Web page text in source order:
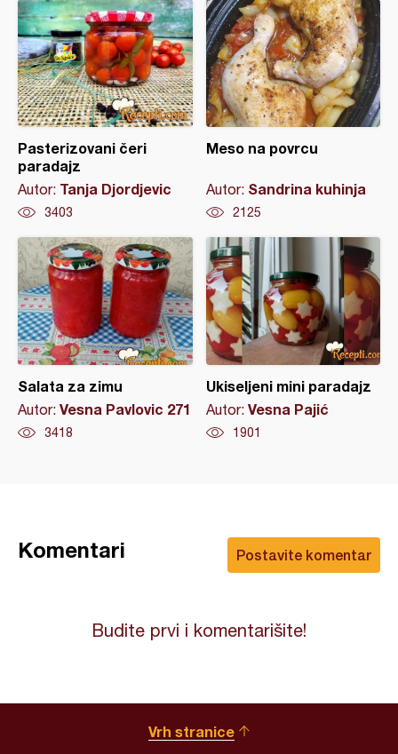
Pasterizovani čeri
paradajz
Autor: Tanja Djordjevic
3403
Meso na povrcu
Autor: Sandrina kuhinja
2125
Salata za zimu
Autor: Vesna Pavlovic 271
3418
Ukiseljeni mini paradajz
Autor: Vesna Pajić
1901
Postavite komentar
Komentari
Budite prvi i komentarišite!
Vrh stranice